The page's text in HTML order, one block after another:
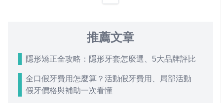
推薦文章
隱形矯正全攻略：隱形牙套怎麼選、5大品牌評比
全口假牙費用怎麼算？活動假牙費用、局部活動
假牙價格與補助一次看懂